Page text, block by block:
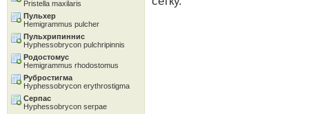
Pristella maxilaris
Пульхер
Hemigrammus pulcher
Пульхрипиннис
Hyphessobrycon pulchripinnis
Родостомус
Hemigrammus rhodostomus
Рубростигма
Hyphessobrycon erythrostigma
Серпас
Hyphessobrycon serpae